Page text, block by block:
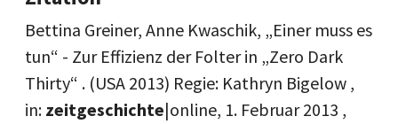
Bettina Greiner, Anne Kwaschik, „Einer muss es
tun“ - Zur Effizienz der Folter in „Zero Dark
Thirty“ . (USA 2013) Regie: Kathryn Bigelow ,
in: zeitgeschichte|online, 1. Februar 2013 ,